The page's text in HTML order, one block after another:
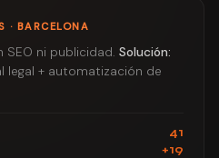
· BARCELONA
SEO ni publicidad. Solución:
legal + automatización de
41
+19